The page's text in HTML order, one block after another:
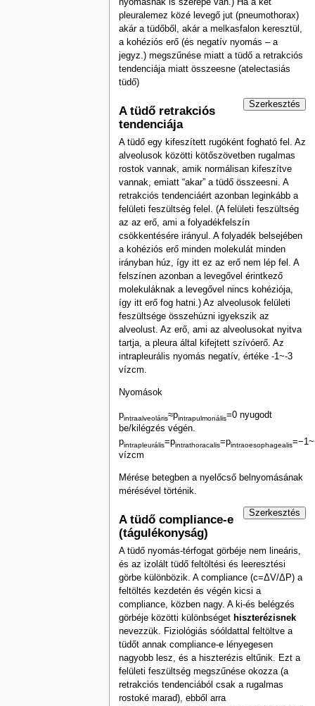
pleuralemez közé levegő jut (pneumothorax)
akár a tüdőből, akár a melkasfalon keresztül,
a kohéziós erő (és negatív nyomás – a
jegyz.) megszűnése miatt a tüdő a retrakciós
tendenciája miatt összeesne (atelectasiás
tüdő)
Szerkesztés
A tüdő retrakciós
tendenciája
A tüdő egy kifeszített rugóként fogható fel. Az
alveolusok közötti kötőszövetben rugalmas
rostok vannak, amik normálisan kifeszítve
vannak, emiatt “akar” a tüdő összeesni. A
retrakciós tendenciáért azonban leginkább a
felületi feszültség felel. (A felületi feszültség
az az erő, ami a folyadékfelszín
csökkentésére irányul. A folyadék belsejében
a kohéziós erő minden molekulát minden
irányban húz, így itt ez az erő nem lép fel. A
felszínen azonban a levegővel érintkező
molekuláknak a levegővel nincs kohéziója,
így itt erő fog hatni.) Az alveolusok felületi
feszültsége összehúzni igyekszik az
alveolust. Az erő, ami az alveolusokat nyitva
tartja, a pleura által kifejtett szívóerő. Az
intrapleurális nyomás negatív, értéke -1~-3
vízcm.
Nyomások
pintraalveoláris≈pintrapulmonális=0 nyugodt
be/kilégzés végén.
pintrapleurális=pintrathoracalis=pintraoesophagealis
vízcm
Mérése betegben a nyelőcső belnyomásának
mérésével történik.
Szerkesztés
A tüdő compliance-e
(tágulékonyság)
A tüdő nyomás-térfogat görbéje nem lineáris,
és az izolált tüdő feltöltési és leeresztési
görbe különbözik. A compliance (c=ΔV/ΔP) a
feltöltés kezdetén és végén kicsi a
compliance, közben nagy. A ki-és belégzés
görbéje közötti különbséget hiszterézisnek
nevezzük. Fiziológiás sóóldattal feltöltve a
tüdőt annak compliance-e lényegesen
nagyobb lesz, és a hiszterézis eltűnik. Ezt a
felületi feszültség megszűnése okozza (a
retrakciós tendenciából csak a rugalmas
rostoké marad), ebből arra